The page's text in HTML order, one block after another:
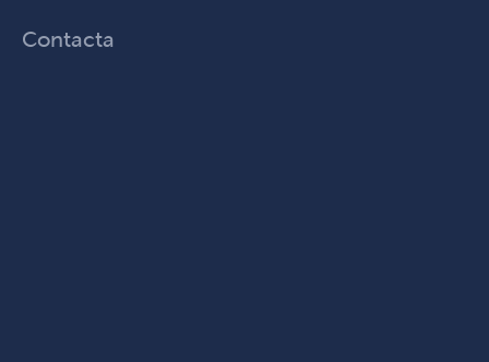
Contacta